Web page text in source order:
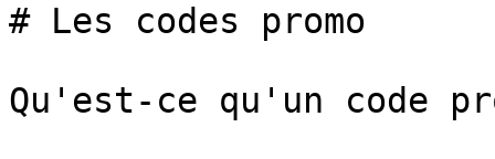
# Les codes promo
Qu'est-ce qu'un code